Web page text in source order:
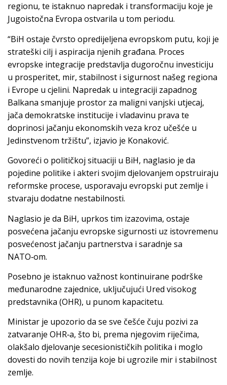
regionu, te istaknuo napredak i transformaciju koje je
Jugoistočna Evropa ostvarila u tom periodu.
“BiH ostaje čvrsto opredijeljena evropskom putu, koji je
strateški cilj i aspiracija njenih građana. Proces
evropske integracije predstavlja dugoročnu investiciju
u prosperitet, mir, stabilnost i sigurnost našeg regiona
i Evrope u cjelini. Napredak u integraciji zapadnog
Balkana smanjuje prostor za maligni vanjski utjecaj,
jača demokratske institucije i vladavinu prava te
doprinosi jačanju ekonomskih veza kroz učešće u
Jedinstvenom tržištu”, izjavio je Konaković.
Govoreći o političkoj situaciji u BiH, naglasio je da
pojedine politike i akteri svojim djelovanjem opstruiraju
reformske procese, usporavaju evropski put zemlje i
stvaraju dodatne nestabilnosti.
Naglasio je da BiH, uprkos tim izazovima, ostaje
posvećena jačanju evropske sigurnosti uz istovremenu
posvećenost jačanju partnerstva i saradnje sa
NATO‑om.
Posebno je istaknuo važnost kontinuirane podrške
međunarodne zajednice, uključujući Ured visokog
predstavnika (OHR), u punom kapacitetu.
Ministar je upozorio da se sve češće čuju pozivi za
zatvaranje OHR‑a, što bi, prema njegovim riječima,
olakšalo djelovanje secesionističkih politika i moglo
dovesti do novih tenzija koje bi ugrozile mir i stabilnost
zemlje.